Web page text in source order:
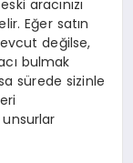
aracınızı
Eğer satın
değilse,
bulmak
sürede sizinle